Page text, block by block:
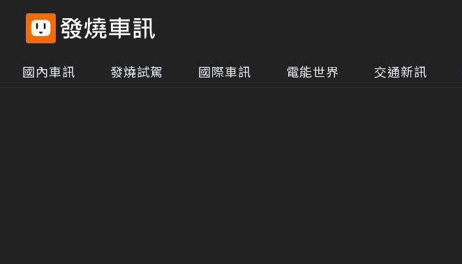
國內車訊 發燒試駕 國際車訊 電能世界 交通新訊